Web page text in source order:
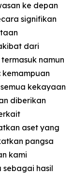
ke depan
signifikan
dari
namun
kekayaan
diberikan
aset yang
pangsa
kami
sebagai hasil